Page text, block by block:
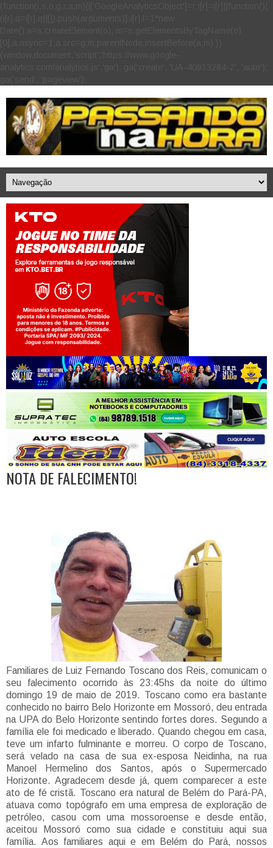
Jogue com responsabilidade. 18+
NOTA DE FALECIMENTO!
Familiares de Luiz Fernando Toscano dos Reis, comunicam o
seu falecimento ocorrido às 23:45hs da noite do último
domingo 19 de maio de 2019. Toscano como era bastante
conhecido no bairro Belo Horizonte em Mossoró, deu entrada
na UPA do Belo Horizonte sentindo fortes dores. Segundo a
família ele foi medicado e liberado. Quando chegou em casa,
teve um infarto fulminante e morreu. O corpo de Toscano,
será velado na casa de sua ex-esposa Neidinha, na rua
Manoel Hermelino dos Santos, após o Supermercado
Horizonte. Agradecem desde já, quem comparecer a este
ato de fé cristã. Toscano era natural de Belém do Pará-PA,
atuava como topógrafo em uma empresa de exploração de
petróleo, casou com uma mossoroense e desde então,
aceitou Mossoró como sua cidade e constituiu aqui sua
família. Aos familiares aqui e em Belém do Pará, nossos